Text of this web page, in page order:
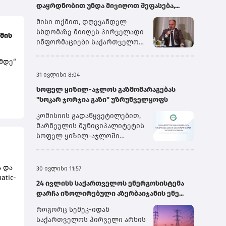
და
დაყრდნობით უნდა მივიღოთ შეფასება,...
მისი თქმით, დღევანდელ
სხდომაზე მიიღეს პირველადი
ინფორმაციები საქართველოს
პირებიდან, თუმცა გარკვეული
დამუშავების რეჟიმშია.
„ყველაფრის თავმოყრის
შემდეგ ჩვენ შეგვეძლება,
გავაკეთოთ საბოლოო
დასკვნები. წინასწარი
ავარიის გამომწვევი მიზეზი
ძაბვის გადამცემ ხაზზე
არსებული ავარია, რომელიც
მერე უკვე გადაეცა მთელ
არსებულმა გამორთვის –
ძალიან მარტივ ენაზე რომ
31 ივლისი 8:04
სოფელ ყიზილ-აჯლოს გაზმომარაგებას
"სოკარ ჯორჯია გაზი" უზრუნველყოფს
კომისიის გადაწყვეტილებით,
მარნეულის მუნიციპალიტეტის
სოფელ ყიზილ-აჯლოში
უსაფრთხო მომარაგების
პირველი აგვისტოდან შპს
„სოკარ ჯორჯია გაზი“
უზრუნველყოფს ბუნებრივი
გაზის განაწილების
30 ივლისი 11:57
24 ივლისს საქართველოს ენერგოსისტემა
დარჩა იზოლირებული აზერბაიჯანის ენე...
როგორც სემეკ-იდან
საქართველოს პირველი არხის